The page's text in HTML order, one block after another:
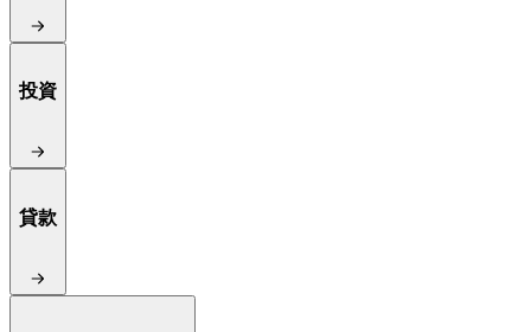
投資
貸款